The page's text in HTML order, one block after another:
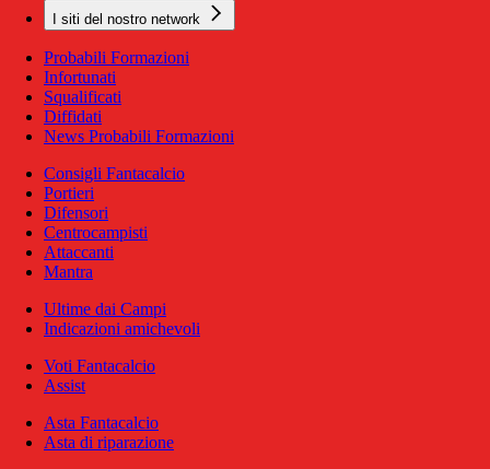
I siti del nostro network
Probabili Formazioni
Infortunati
Squalificati
Diffidati
News Probabili Formazioni
Consigli Fantacalcio
Portieri
Difensori
Centrocampisti
Attaccanti
Mantra
Ultime dai Campi
Indicazioni amichevoli
Voti Fantacalcio
Assist
Asta Fantacalcio
Asta di riparazione